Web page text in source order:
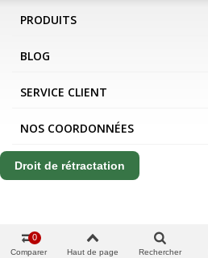
PRODUITS
BLOG
SERVICE CLIENT
NOS COORDONNÉES
Droit de rétractation
Comparer
0
Haut de page Rechercher